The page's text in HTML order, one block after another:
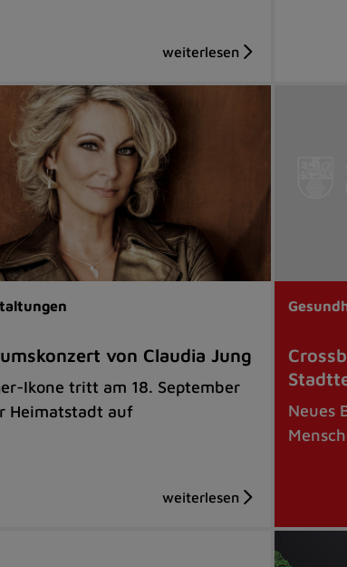
von Claudia Jung
Ikone tritt am 18. September
Heimatstadt auf
Neues